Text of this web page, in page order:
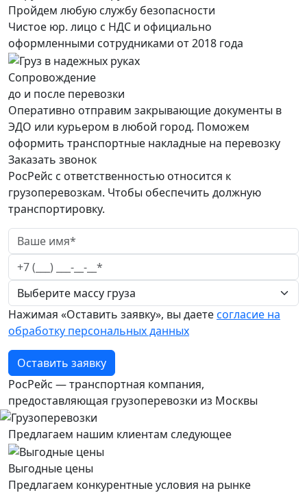
Пройдем любую службу безопасности
Чистое юр. лицо с НДС и официально
оформленными сотрудниками от 2018 года
Сопровождение
до и после перевозки
Оперативно отправим закрывающие документы в
ЭДО или курьером в любой город. Поможем
оформить транспортные накладные на перевозку
Заказать звонок
РосРейс с ответственностью относится к
грузоперевозкам. Чтобы обеспечить должную
транспортировку.
Нажимая «Оставить заявку», вы даетесогласие на
обработку персональных данных
Оставить заявку
РосРейс — транспортная компания,
предоставляющая грузоперевозки из Москвы
Предлагаем нашим клиентам следующее
Выгодные цены
Предлагаем конкурентные условия на рынке